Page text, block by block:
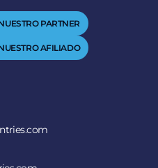
PARTNER
AFILIADO